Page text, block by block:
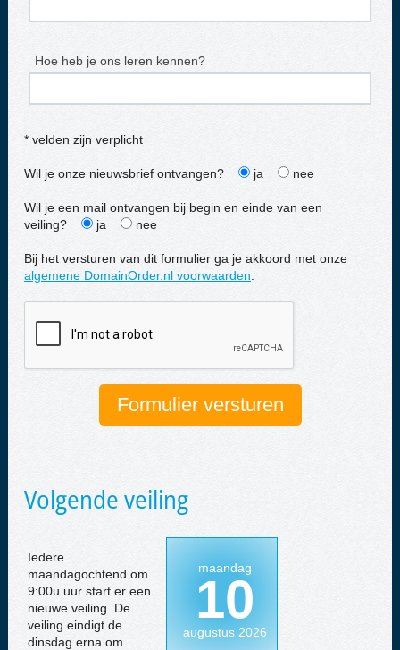
Hoe heb je ons leren kennen?
* velden zijn verplicht
Wil je onze nieuwsbrief ontvangen? ja nee
Wil je een mail ontvangen bij begin en einde van een
veiling?
ja nee
Bij het versturen van dit formulier ga je akkoord met onze
algemene DomainOrder.nl voorwaarden
Volgende veiling
Iedere
maandagochtend om
9:00u uur start er een
nieuwe veiling. De
veiling eindigt de
dinsdag erna om
maandag
10
augustus 2026